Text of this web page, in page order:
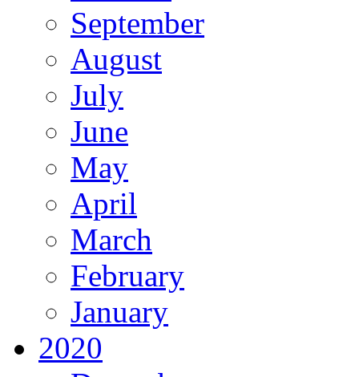
September
August
July
June
May
April
March
February
January
2020